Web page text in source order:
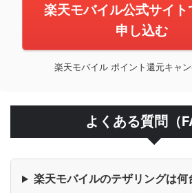
楽天モバイル公式サイト
申し込む
楽天モバイル ポイント還元キャン
よくある質問（
楽天モバイルのテザリングは